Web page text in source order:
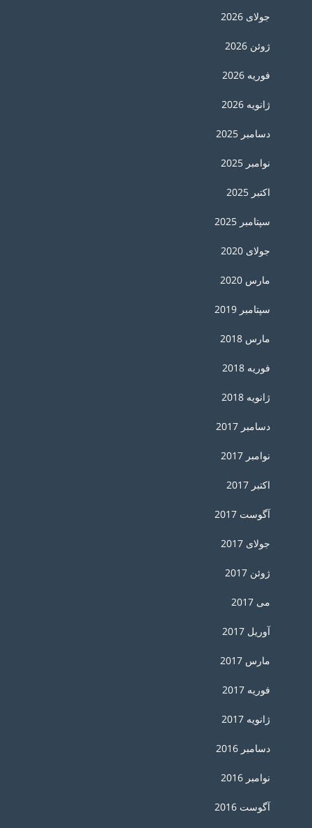
جولای 2026
ژوئن 2026
فوریه 2026
ژانویه 2026
دسامبر 2025
نوامبر 2025
اکتبر 2025
سپتامبر 2025
جولای 2020
مارس 2020
سپتامبر 2019
مارس 2018
فوریه 2018
ژانویه 2018
دسامبر 2017
نوامبر 2017
اکتبر 2017
آگوست 2017
جولای 2017
ژوئن 2017
می 2017
آوریل 2017
مارس 2017
فوریه 2017
ژانویه 2017
دسامبر 2016
نوامبر 2016
آگوست 2016